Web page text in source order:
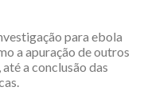
para ebola
a apuração de outros
a conclusão das